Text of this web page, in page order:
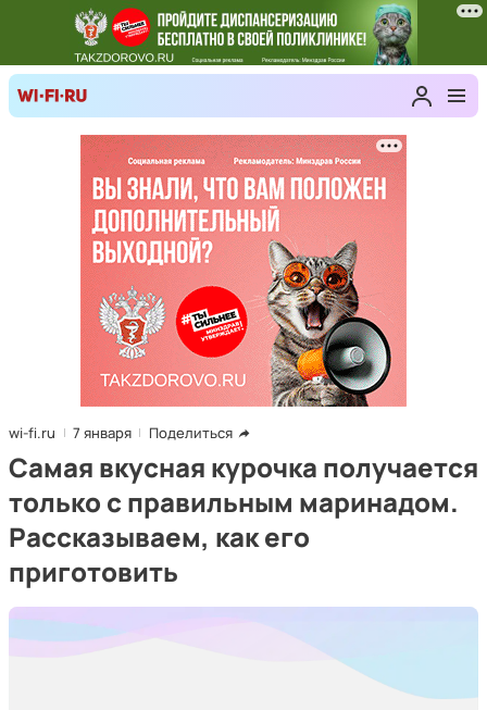
wi-fi.ru 7 января Поделиться
Самая вкусная курочка получается
только с правильным маринадом.
Рассказываем, как его
приготовить